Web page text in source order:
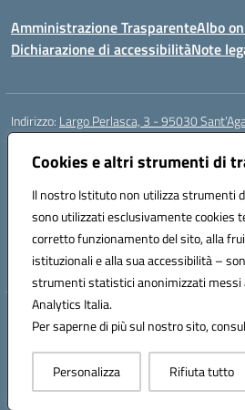
Cookies e altri strumenti di
Il nostro Istituto non utilizza strumenti
sono utilizzati esclusivamente cookies
corretto funzionamento del sito, alla
istituzionali e alla sua accessibilità –
strumenti statistici anonimizzati messi
Analytics Italia.
Per saperne di più sul nostro sito,
Personalizza Rifiuta tutto
Amministrazione TrasparenteAlbo
Dichiarazione di accessibilitàNote
Indirizzo: Largo Perlasca, 3 - 95030
Centralino:
Posta elettronica certificata (PEC):
Codice fiscale: 93253680875
Codice meccanografico:CTIC8BL002
Codice Indice delle Pubbliche
Codice unico di fatturazione (CUF): F8M4AH
Hosting & Powered by
Concept & Design by